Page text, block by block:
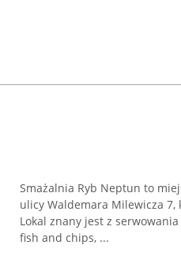
Smażalnia Ryb Neptun to
ulicy Waldemara Milewicza
Lokal znany jest z
fish and chips, ...